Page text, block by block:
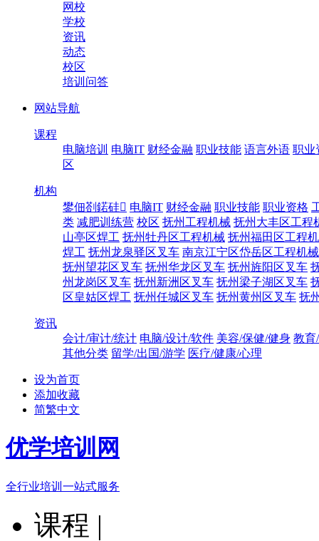
网校
学校
资讯
动态
校区
培训问答
网站导航
课程
电脑培训 电脑IT 财经金融 职业技能 语言外语 职业
区
机构
鐢佃剳鍩硅 电脑IT 财经金融 职业技能 职业资格
类 减肥训练营 校区 抚州工程机械 抚州大丰区工程
山亭区焊工 抚州牡丹区工程机械 抚州福田区工程
焊工 抚州龙泉驿区叉车 南京江宁区岱岳区工程机械
抚州望花区叉车 抚州华龙区叉车 抚州旌阳区叉车
州龙岗区叉车 抚州新洲区叉车 抚州梁子湖区叉车
区皇姑区焊工 抚州任城区叉车 抚州黄州区叉车 抚
资讯
会计/审计/统计 电脑/设计/软件 美容/保健/健身 教育
其他分类 留学/出国/游学 医疗/健康/心理
设为首页
添加收藏
简繁中文
优学培训网
全行业培训一站式服务
课程 |